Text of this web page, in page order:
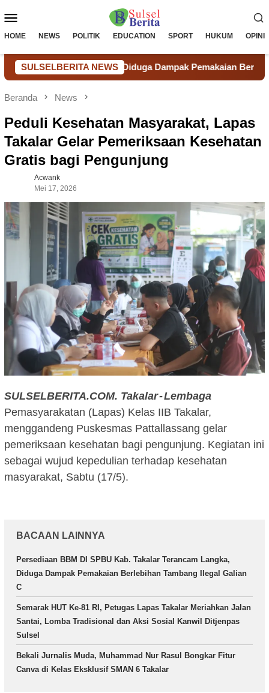
ke
Mobile
HOME NEWS POLITIK EDUCATION SPORT HUKUM OPINI
SULSELBERITA NEWS
Langka, Diduga Dampak Pemakaian Berlebihan
Beranda News
Peduli Kesehatan Masyarakat, Lapas
Takalar Gelar Pemeriksaan Kesehatan
Gratis bagi Pengunjung
Acwank
Mei 17, 2026
SULSELBERITA.COM. Takalar - Lembaga
Pemasyarakatan (Lapas) Kelas IIB Takalar,
menggandeng Puskesmas Pattallassang gelar
pemeriksaan kesehatan bagi pengunjung. Kegiatan ini
sebagai wujud kepedulian terhadap kesehatan
masyarakat, Sabtu (17/5).
BACAAN LAINNYA
Persediaan BBM DI SPBU Kab. Takalar Terancam Langka,
Diduga Dampak Pemakaian Berlebihan Tambang Ilegal Galian
C
Semarak HUT Ke-81 RI, Petugas Lapas Takalar Meriahkan Jalan
Santai, Lomba Tradisional dan Aksi Sosial Kanwil Ditjenpas
Sulsel
Bekali Jurnalis Muda, Muhammad Nur Rasul Bongkar Fitur
Canva di Kelas Eksklusif SMAN 6 Takalar